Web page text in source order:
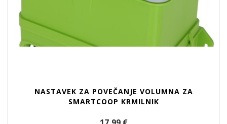
NASTAVEK ZA POVEČANJE VOLUMNA ZA
SMARTCOOP KRMILNIK